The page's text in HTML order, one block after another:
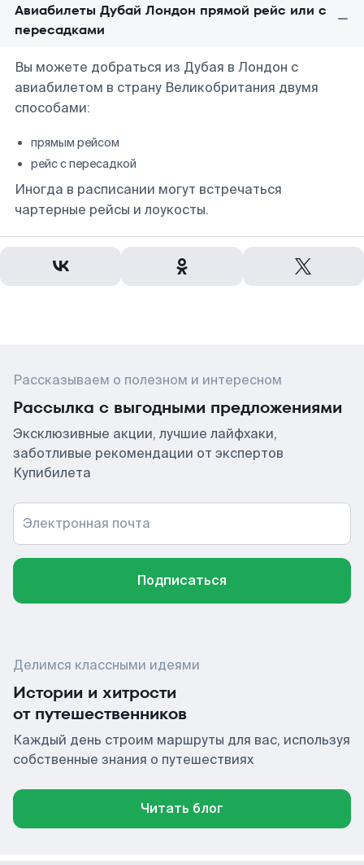
Авиабилеты Дубай Лондон прямой рейс или с
пересадками
Вы можете добраться из Дубая в Лондон с
авиабилетом в страну Великобритания двумя
способами:
прямым рейсом
рейс с пересадкой
Иногда в расписании могут встречаться
чартерные рейсы и лоукосты.
Рассказываем о полезном и интересном
Рассылка с выгодными предложениями
Эксклюзивные акции, лучшие лайфхаки,
заботливые рекомендации от экспертов
Купибилета
Электронная почта
Подписаться
Делимся классными идеями
Истории и хитрости
от путешественников
Каждый день строим маршруты для вас, используя
собственные знания о путешествиях
Читать блог